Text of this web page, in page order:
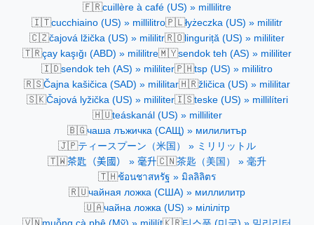
🇫🇷cuillère à café (US) » millilitre
🇮🇹cucchiaino (US) » millilitro🇵🇱łyżeczka (US) » mililitr
🇨🇿čajová lžička (US) » mililitr🇷🇴linguriță (US) » mililiter
🇹🇷çay kaşığı (ABD) » mililitre🇲🇾sendok teh (AS) » mililiter
🇮🇩sendok teh (AS) » mililiter🇵🇭tsp (US) » mililitro
🇷🇸Čajna kašičica (SAD) » mililitar🇭🇷žličica (US) » mililitar
🇸🇰Čajová lyžička (US) » mililiter🇮🇸teske (US) » millilíteri
🇭🇺teáskanál (US) » milliliter
🇧🇬чаша лъжичка (САЩ) » милилитър
🇯🇵ティースプーン（米国） » ミリリットル
🇹🇼茶匙（美國） » 毫升🇨🇳茶匙（美国） » 毫升
🇹🇭ช้อนชาสหรัฐ » มิลลิลิตร
🇷🇺чайная ложка (США) » миллилитр
🇺🇦чайна ложка (US) » мілілітр